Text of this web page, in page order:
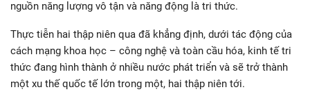
nguồn năng lượng vô tận và năng động là tri thức.
Thực tiễn hai thập niên qua đã khẳng định, dưới tác động của
cách mạng khoa học – công nghệ và toàn cầu hóa, kinh tế tri
thức đang hình thành ở nhiều nước phát triển và sẽ trở thành
một xu thế quốc tế lớn trong một, hai thập niên tới.